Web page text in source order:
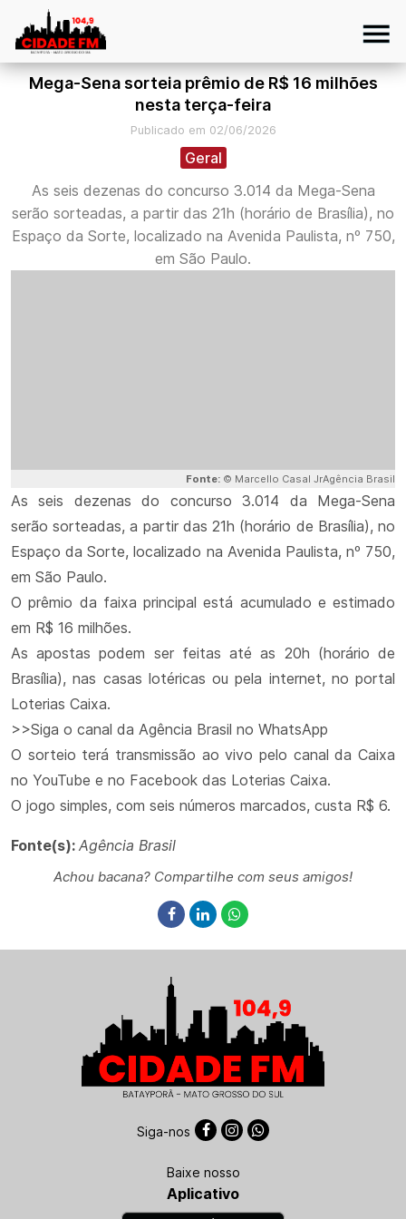
Mega-Sena sorteia prêmio de R$ 16 milhões
nesta terça-feira
Publicado em 02/06/2026
Geral
As seis dezenas do concurso 3.014 da Mega-Sena
serão sorteadas, a partir das 21h (horário de Brasília), no
Espaço da Sorte, localizado na Avenida Paulista, nº 750,
em São Paulo.
Fonte: © Marcello Casal JrAgência Brasil
As seis dezenas do concurso 3.014 da Mega-Sena
serão sorteadas, a partir das 21h (horário de Brasília), no
Espaço da Sorte, localizado na Avenida Paulista, nº 750,
em São Paulo.
O prêmio da faixa principal está acumulado e estimado
em R$ 16 milhões.
As apostas podem ser feitas até as 20h (horário de
Brasília), nas casas lotéricas ou pela internet, no portal
Loterias Caixa.
>>Siga o canal da Agência Brasil no WhatsApp
O sorteio terá transmissão ao vivo pelo canal da Caixa
no YouTube e no Facebook das Loterias Caixa.
O jogo simples, com seis números marcados, custa R$ 6.
Fonte(s): Agência Brasil
Achou bacana? Compartilhe com seus amigos!
Siga-nos
Baixe nosso
Aplicativo